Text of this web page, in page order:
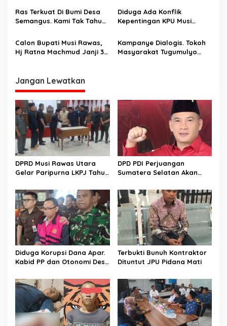
s
Ras Terkuat Di Bumi Desa
Semangus. Kami Tak Tahu
Cuma Bu Ratna Machmud
Saja
Diduga Ada Konflik
Kepentingan KPU Musi
Tentukan Jadwal Debat
Paslon
Calon Bupati Musi Rawas,
Hj Ratna Machmud Janji 3
Kemiskinan
Kampanye Dialogis. Tokoh
Masyarakat Tugumulyo
Jangan Lewatkan
DPRD Musi Rawas Utara
Gelar Paripurna LKPJ Tahun
DPD PDI Perjuangan
Sumatera Selatan Akan
Dan Bersahabat
Diduga Korupsi Dana Apar.
Kabid PP dan Otonomi Desa
Kabupaten Musi Rawas
Utara Dan Direktur CV
Sugih Jaya Lestari Pakai
Rompi Pink
Terbukti Bunuh Kontraktor
Dituntut JPU Pidana Mati